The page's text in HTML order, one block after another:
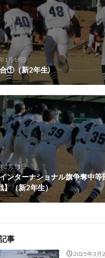
1月19日
①（新2年生)
2月11日
ンターナショナル旗争奪中等
】（新2年生）
事
2025年3月